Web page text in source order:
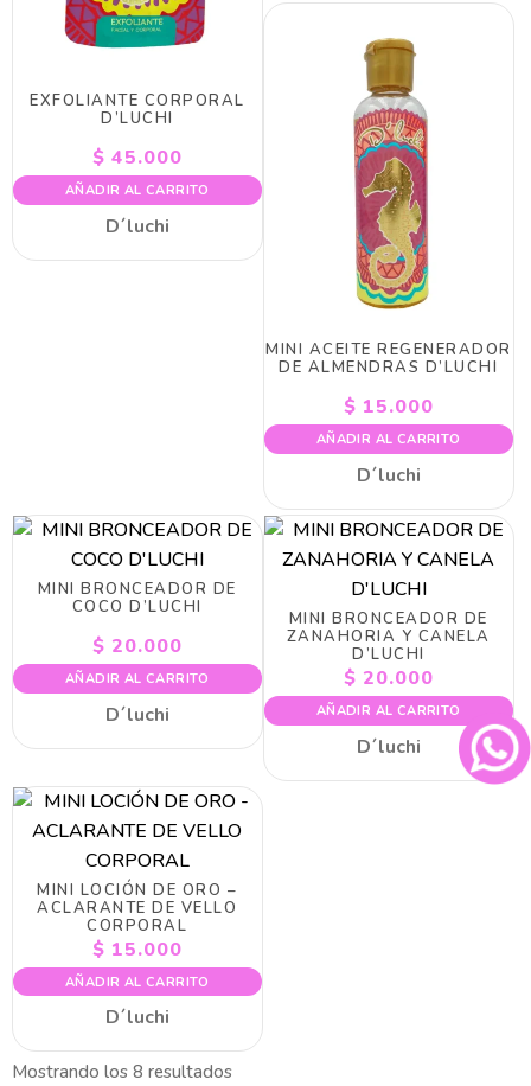
EXFOLIANTE CORPORAL
D’LUCHI
$ 45.000
AÑADIR AL CARRITO
D´luchi
MINI ACEITE REGENERADOR
DE ALMENDRAS D’LUCHI
$ 15.000
AÑADIR AL CARRITO
D´luchi
MINI BRONCEADOR DE
COCO D’LUCHI
$ 20.000
AÑADIR AL CARRITO
D´luchi
MINI BRONCEADOR DE
ZANAHORIA Y CANELA
D’LUCHI
$ 20.000
AÑADIR AL CARRITO
D´luchi
MINI LOCIÓN DE ORO –
ACLARANTE DE VELLO
CORPORAL
$ 15.000
AÑADIR AL CARRITO
D´luchi
Mostrando los 8 resultados